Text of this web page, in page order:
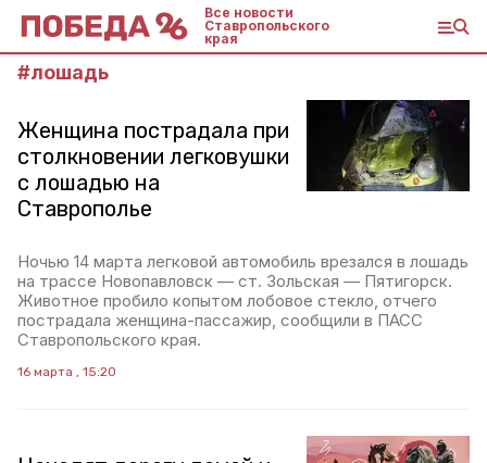
Все новости
Ставропольского
края
#лошадь
Женщина пострадала при
столкновении легковушки
с лошадью на
Ставрополье
Ночью 14 марта легковой автомобиль врезался в лошадь
на трассе Новопавловск — ст. Зольская — Пятигорск.
Животное пробило копытом лобовое стекло, отчего
пострадала женщина-пассажир, сообщили в ПАСС
Ставропольского края.
16 марта , 15:20